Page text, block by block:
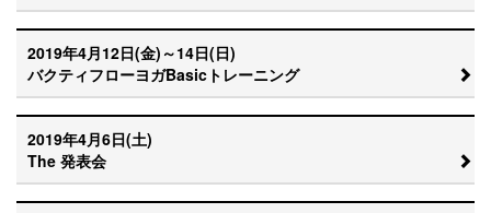
2019年4月12日(金)～14日(日)
バクティフローヨガBasicトレーニング
2019年4月6日(土)
The 発表会